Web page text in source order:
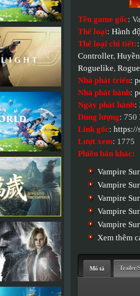
Tên game gốc:
Thể loại: Hành
Thể loại chi tiết:
Controller,
Roguelike,
Nhà phát triển:
Nhà phát hành:
Ngày phát hành:
Dung lượng: 750
Link gốc: https://
Lượt xem: 1775
Phiên bản khác:
Vampire
Vampire
Vampire
Vampire
Vampire
Xem thêm
Mô tả Trailer/